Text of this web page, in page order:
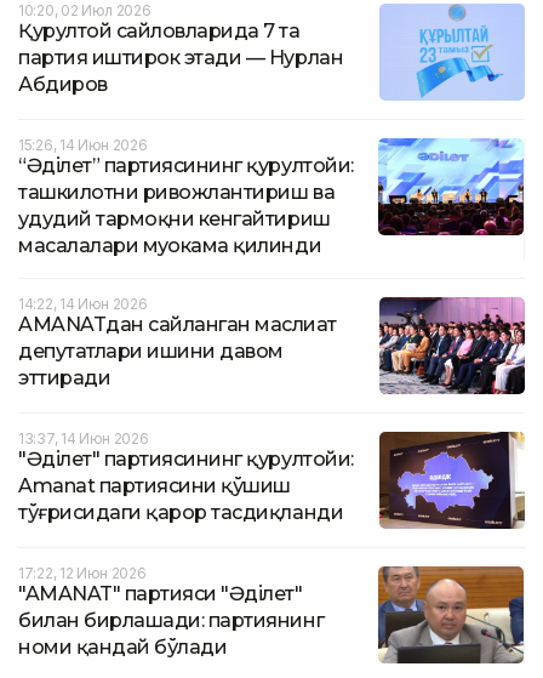
10:20, 02 Июл 2026
Қурултой сайловларида 7 та
партия иштирок этади — Нурлан
Абдиров
15:26, 14 Июн 2026
“Әділет” партиясининг қурултойи:
ташкилотни ривожлантириш ва
ҳудудий тармоқни кенгайтириш
масалалари муҳокама қилинди
14:22, 14 Июн 2026
AMANATдан сайланган маслиҳат
депутатлари ишини давом
эттиради
13:37, 14 Июн 2026
"Әділет" партиясининг қурултойи:
Amanat партиясини қўшиш
тўғрисидаги қарор тасдиқланди
17:22, 12 Июн 2026
"AMANAT" партияси "Әділет"
билан бирлашади: партиянинг
номи қандай бўлади